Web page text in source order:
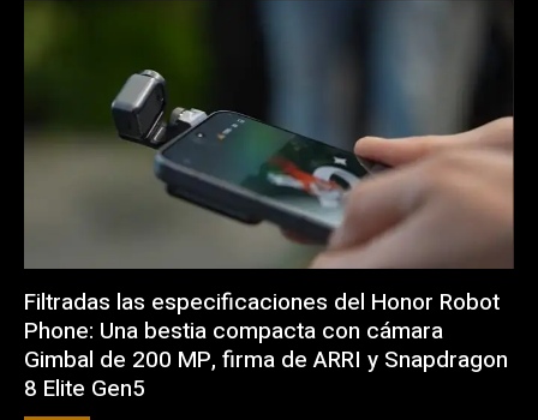
Filtradas las especificaciones del Honor Robot
Phone: Una bestia compacta con cámara
Gimbal de 200 MP, firma de ARRI y Snapdragon
8 Elite Gen5